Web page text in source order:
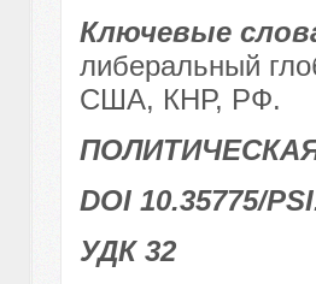
Ключевые
либеральный
США, КНР, РФ.
DOI 10.35775/
УДК 32